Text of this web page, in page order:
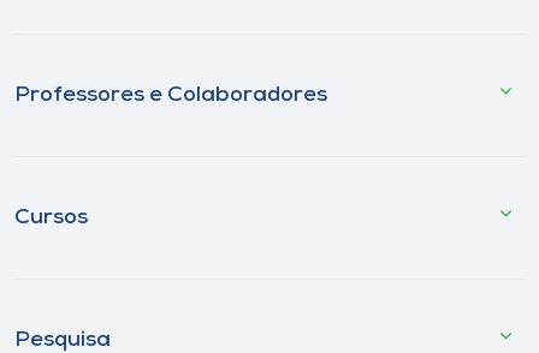
Professores e Colaboradores
Cursos
Pesquisa